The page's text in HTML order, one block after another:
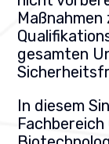
gesamten
In diesem
Fachbereich